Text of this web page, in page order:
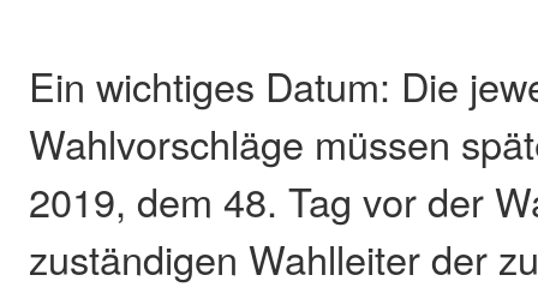
Ein wichtiges Datum: Die
Wahlvorschläge müssen
2019, dem 48. Tag vor der
zuständigen Wahlleiter der